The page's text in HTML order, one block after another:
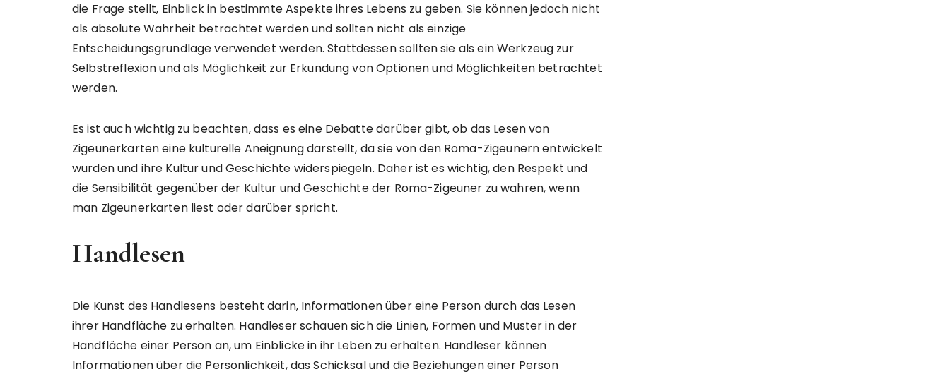
die Frage stellt, Einblick in bestimmte Aspekte ihres Lebens zu geben. Sie können jedoch nicht
als absolute Wahrheit betrachtet werden und sollten nicht als einzige
Entscheidungsgrundlage verwendet werden. Stattdessen sollten sie als ein Werkzeug zur
Selbstreflexion und als Möglichkeit zur Erkundung von Optionen und Möglichkeiten betrachtet
werden.
Es ist auch wichtig zu beachten, dass es eine Debatte darüber gibt, ob das Lesen von
Zigeunerkarten eine kulturelle Aneignung darstellt, da sie von den Roma-Zigeunern entwickelt
wurden und ihre Kultur und Geschichte widerspiegeln. Daher ist es wichtig, den Respekt und
die Sensibilität gegenüber der Kultur und Geschichte der Roma-Zigeuner zu wahren, wenn
man Zigeunerkarten liest oder darüber spricht.
Handlesen
Die Kunst des Handlesens besteht darin, Informationen über eine Person durch das Lesen
ihrer Handfläche zu erhalten. Handleser schauen sich die Linien, Formen und Muster in der
Handfläche einer Person an, um Einblicke in ihr Leben zu erhalten. Handleser können
Informationen über die Persönlichkeit, das Schicksal und die Beziehungen einer Person